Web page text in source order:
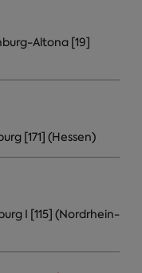
Altona [19]
[171] (Hessen)
I [115] (Nordrhein-